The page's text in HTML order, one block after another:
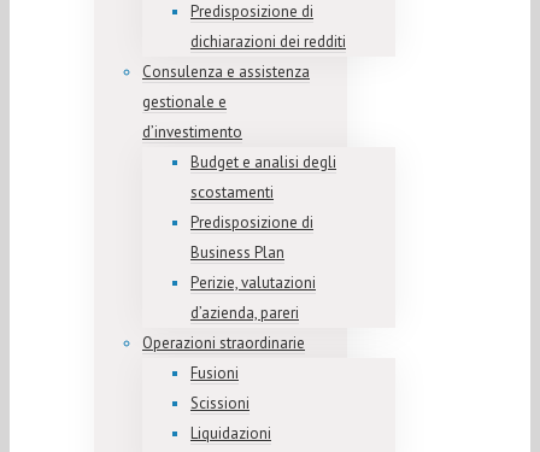
Predisposizione di
dichiarazioni dei redditi
Consulenza e assistenza
gestionale e
d’investimento
Budget e analisi degli
scostamenti
Predisposizione di
Business Plan
Perizie, valutazioni
d’azienda, pareri
Operazioni straordinarie
Fusioni
Scissioni
Liquidazioni